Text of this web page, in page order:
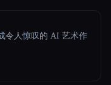
令人惊叹的 AI 艺术作